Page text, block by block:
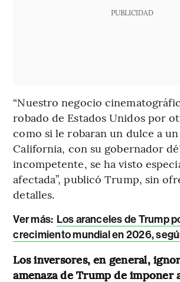
PUBLICIDAD
“Nuestro negocio
robado de Estados Unidos por
como si le robaran un dulce a un
California, con su gobernador
incompetente, se ha visto
afectada”, publicó Trump, sin
detalles.
Ver más: Los aranceles de Trump
crecimiento mundial en 2026,
Los inversores, en general,
amenaza de Trump de imponer